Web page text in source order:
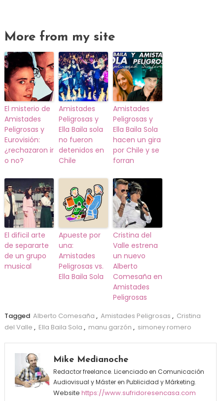
More from my site
El misterio de
Amistades
Peligrosas y
Eurovisión:
¿rechazaron ir
o no?
Amistades
Peligrosas y
Ella Baila sola
no fueron
detenidos en
Chile
Amistades
Peligrosas y
Ella Baila Sola
hacen un gira
por Chile y se
forran
El dificil arte
de separarte
de un grupo
musical
Apueste por
una:
Amistades
Peligrosas vs.
Ella Baila Sola
Cristina del
Valle estrena
un nuevo
Alberto
Comesaña en
Amistades
Peligrosas
Tagged Alberto Comesaña , Amistades Peligrosas , Cristina
del Valle , Ella Baila Sola , manu garzón , simoney romero
Mike Medianoche
Redactor freelance. Licenciado en Comunicación
Audiovisual y Máster en Publicidad y Márketing.
Website https://www.sufridoresencasa.com